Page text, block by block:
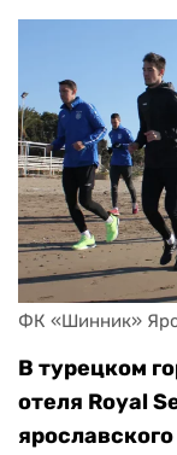
ФК «Шинник»
В турецком
отеля Royal